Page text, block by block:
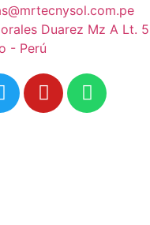
Duarez Mz A Lt.
- Perú